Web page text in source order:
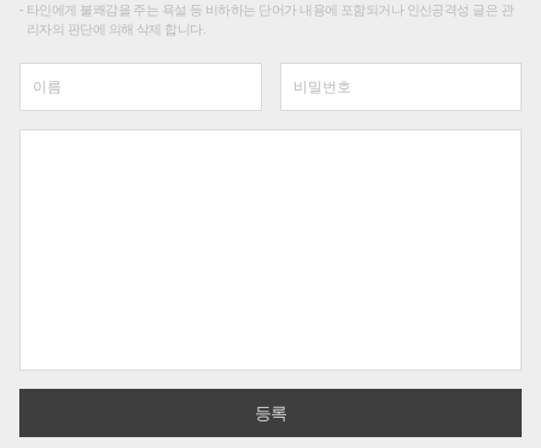
타인에게 불쾌감을 주는 욕설 등 비하하는 단어가 내용에 포함되거나 인신공격성 글은 관
리자의 판단에 의해 삭제 합니다.